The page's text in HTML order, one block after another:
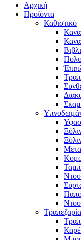
Αρχική
Προϊόντα
Καθιστικό
Τραπεζαρία